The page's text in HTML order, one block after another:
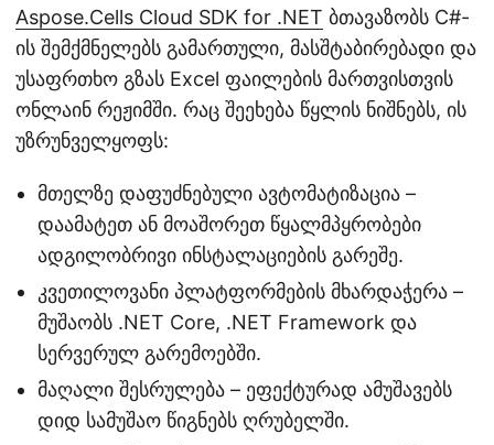
Aspose.Cells Cloud SDK for .NET ბთავაზობს C#-
ის შემქმნელებს გამართული, მასშტაბირებადი და
უსაფრთხო გზას Excel ფაილების მართვისთვის
ონლაინ რეჟიმში. რაც შეეხება წყლის ნიშნებს, ის
უზრუნველყოფს:
მთელზე დაფუძნებული ავტომატიზაცია –
დაამატეთ ან მოაშორეთ წყალმპყრობები
ადგილობრივი ინსტალაციების გარეშე.
კვეთილოვანი პლატფორმების მხარდაჭერა –
მუშაობს .NET Core, .NET Framework და
სერვერულ გარემოებში.
მაღალი შესრულება – ეფექტურად ამუშავებს
დიდ სამუშაო წიგნებს ღრუბელში.